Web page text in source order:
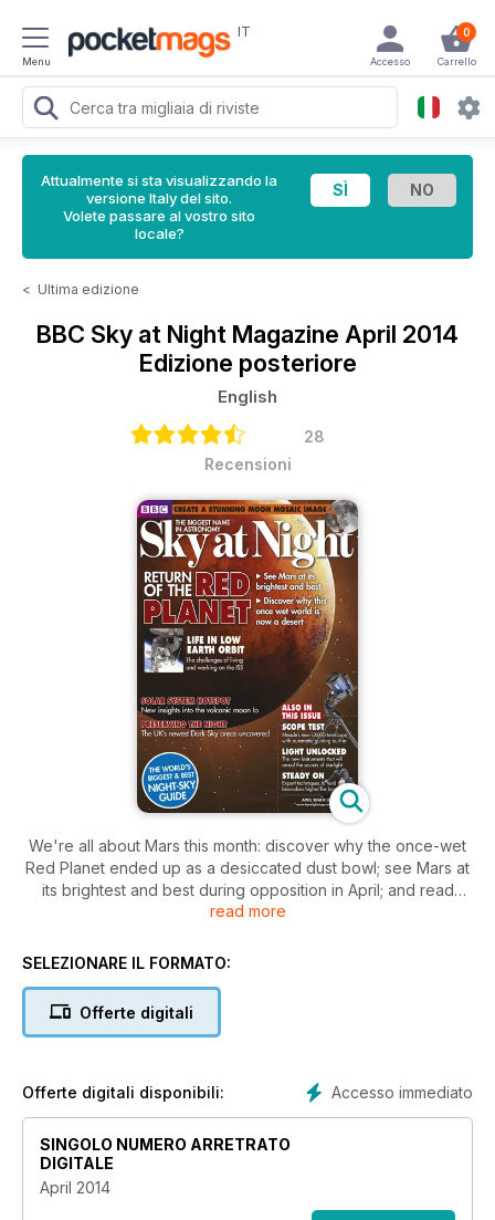
Menu
IT 0
Carrello
Accesso
Attualmente si sta visualizzando la
versione Italy del sito.
Volete passare al vostro sito
locale?
< Ultima edizione
BBC Sky at Night Magazine April 2014
Edizione posteriore
English
28
Recensioni
We're all about Mars this month: discover why the once-wet
Red Planet ended up as a desiccated dust bowl; see Mars at
its brightest and best during opposition in April; and read
expert guides on how to photograph and sketch it. Also this
montage image; look at the UK's darkest skies; celebrate the
review the giant Meade LX600-ACF 12-inch telescope with its
new autoguiding system. Plus all the best sights to see in
read more
SELEZIONARE IL FORMATO:
Offerte digitali
Accesso immediato
Offerte digitali disponibili:
SINGOLO NUMERO ARRETRATO
DIGITALE
April 2014